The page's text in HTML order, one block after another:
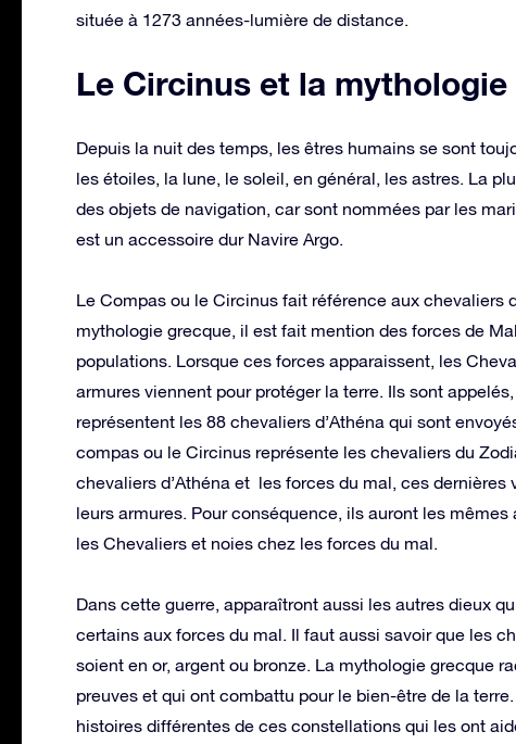
située à 1273 années-lumière de distance.
Le Circinus et la mythologie
Depuis la nuit des temps, les êtres humains se sont
les étoiles, la lune, le soleil, en général, les astres. La
des objets de navigation, car sont nommées par les
est un accessoire dur Navire Argo.
Le Compas ou le Circinus fait référence aux chevaliers
mythologie grecque, il est fait mention des forces de
populations. Lorsque ces forces apparaissent, les
armures viennent pour protéger la terre. Ils sont
représentent les 88 chevaliers d’Athéna qui sont
compas ou le Circinus représente les chevaliers du
chevaliers d’Athéna et les forces du mal, ces
leurs armures. Pour conséquence, ils auront les
les Chevaliers et noies chez les forces du mal.
Dans cette guerre, apparaîtront aussi les autres dieux
certains aux forces du mal. Il faut aussi savoir que les
soient en or, argent ou bronze. La mythologie grecque
preuves et qui ont combattu pour le bien-être de la
histoires différentes de ces constellations qui les ont